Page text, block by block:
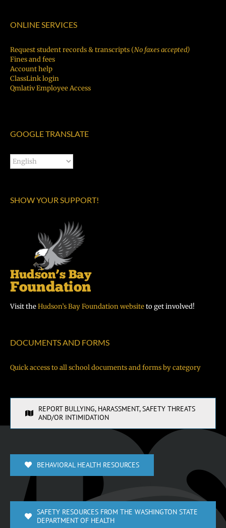
ONLINE SERVICES
Request student records & transcripts (No faxes accepted)
Fines and fees
Account help
ClassLink login
Qmlativ Employee Access
GOOGLE TRANSLATE
SHOW YOUR SUPPORT!
Visit theHudson’s Bay Foundation websiteto get involved!
DOCUMENTS AND FORMS
Quick access to all school documents and forms by category
REPORT BULLYING, HARASSMENT, SAFETY THREATS
AND/OR INTIMIDATION
BEHAVIORAL HEALTH RESOURCES
SAFETY RESOURCES FROM THE WASHINGTON STATE
DEPARTMENT OF HEALTH